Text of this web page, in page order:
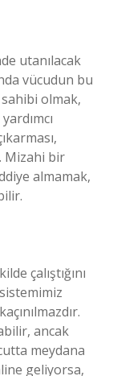
utanılacak
vücudun bu
olmak,
Mizahi bir
almamak,
çalıştığını
ancak
meydana
geliyorsa,